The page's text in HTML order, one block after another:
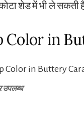
शेड में भी ले सकती
Color in
उपलब्ध